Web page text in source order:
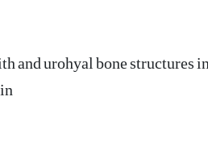
urohyal bone structures